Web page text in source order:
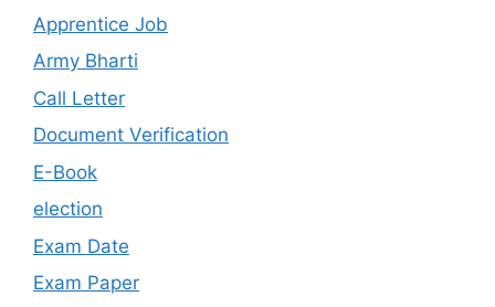
Apprentice Job
Army Bharti
Call Letter
Document Verification
E-Book
election
Exam Date
Exam Paper